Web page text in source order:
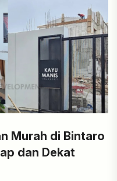
Murah di Bintaro
dan Dekat